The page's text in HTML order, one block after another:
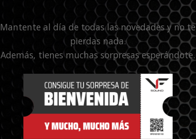
Mantente al día de todas las novedades y no te
pierdas nada.
Además, tienes muchas sorpresas esperándote.